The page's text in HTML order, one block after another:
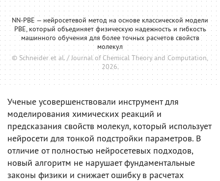
NN-PBE — нейросетевой метод на основе классической модели
PBE, который объединяет физическую надежность и гибкость
машинного обучения для более точных расчетов свойств
молекул
© Schneider et al. / Journal of Chemical Theory and Computation,
2026.
Ученые усовершенствовали инструмент для
моделирования химических реакций и
предсказания свойств молекул, который использует
нейросети для тонкой подстройки параметров. В
отличие от полностью нейросетевых подходов,
новый алгоритм не нарушает фундаментальные
законы физики и снижает ошибку в расчетах